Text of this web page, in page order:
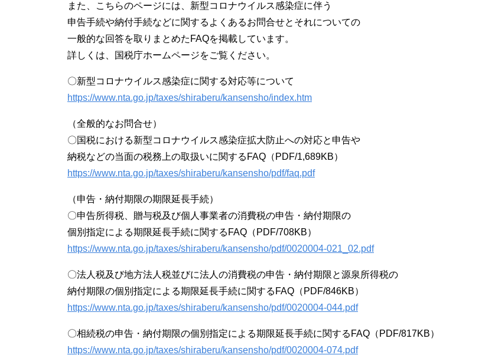
また、こちらのページには、新型コロナウイルス感染症に伴う
申告手続や納付手続などに関するよくあるお問合せとそれについての
一般的な回答を取りまとめたFAQを掲載しています。
詳しくは、国税庁ホームページをご覧ください。
〇新型コロナウイルス感染症に関する対応等について
https://www.nta.go.jp/taxes/shiraberu/kansensho/index.htm
（全般的なお問合せ）
〇国税における新型コロナウイルス感染症拡大防止への対応と申告や
納税などの当面の税務上の取扱いに関するFAQ（PDF/1,689KB）
https://www.nta.go.jp/taxes/shiraberu/kansensho/pdf/faq.pdf
（申告・納付期限の期限延長手続）
〇申告所得税、贈与税及び個人事業者の消費税の申告・納付期限の
個別指定による期限延長手続に関するFAQ（PDF/708KB）
https://www.nta.go.jp/taxes/shiraberu/kansensho/pdf/0020004-021_02.pdf
〇法人税及び地方法人税並びに法人の消費税の申告・納付期限と源泉所得税の
納付期限の個別指定による期限延長手続に関するFAQ（PDF/846KB）
https://www.nta.go.jp/taxes/shiraberu/kansensho/pdf/0020004-044.pdf
〇相続税の申告・納付期限の個別指定による期限延長手続に関するFAQ（PDF/817KB）
https://www.nta.go.jp/taxes/shiraberu/kansensho/pdf/0020004-074.pdf